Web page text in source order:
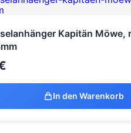
Kapitän Möwe,
In den Warenkorb